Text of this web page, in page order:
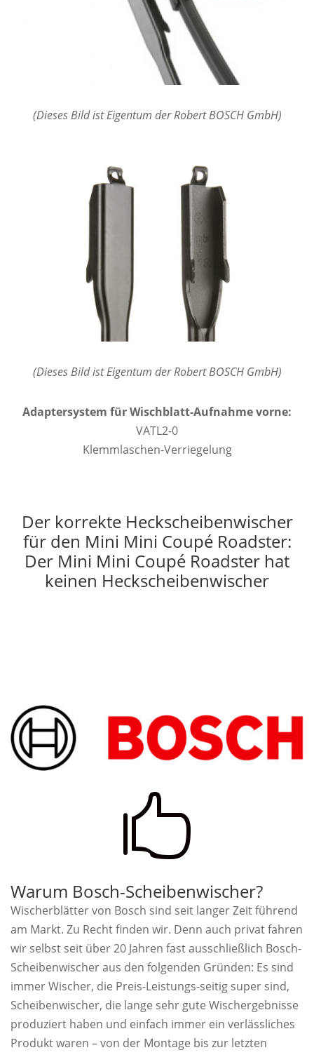
(Dieses Bild ist Eigentum der Robert BOSCH GmbH)
(Dieses Bild ist Eigentum der Robert BOSCH GmbH)
Adaptersystem für Wischblatt-Aufnahme vorne:
VATL2-0
Klemmlaschen-Verriegelung
Der korrekte Heckscheibenwischer
für den Mini Mini Coupé Roadster:
Der Mini Mini Coupé Roadster hat
keinen Heckscheibenwischer

Warum Bosch-Scheibenwischer?
Wischerblätter von Bosch sind seit langer Zeit führend
am Markt. Zu Recht finden wir. Denn auch privat fahren
wir selbst seit über 20 Jahren fast ausschließlich Bosch-
Scheibenwischer aus den folgenden Gründen: Es sind
immer Wischer, die Preis-Leistungs-seitig super sind,
Scheibenwischer, die lange sehr gute Wischergebnisse
produziert haben und einfach immer ein verlässliches
Produkt waren – von der Montage bis zur letzten